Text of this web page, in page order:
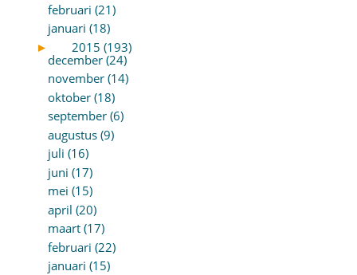
februari (21)
januari (18)
►
2015 (193)
december (24)
november (14)
oktober (18)
september (6)
augustus (9)
juli (16)
juni (17)
mei (15)
april (20)
maart (17)
februari (22)
januari (15)